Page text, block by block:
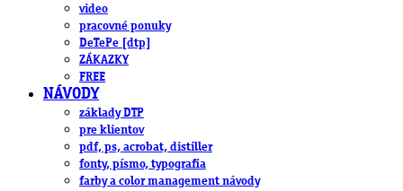
video
pracovné ponuky
DeTePe [dtp]
ZÁKAZKY
FREE
NÁVODY
základy DTP
pre klientov
pdf, ps, acrobat, distiller
fonty, písmo, typografia
farby a color management návody